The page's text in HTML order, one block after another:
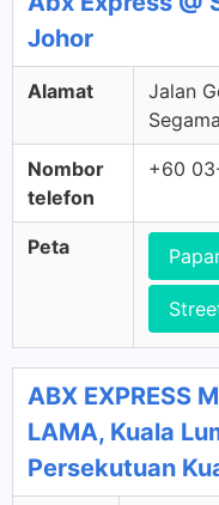
Johor
Alamat
Jalan
Nombor
telefon
+60
Peta
ABX EXPRESS
LAMA, Kuala
Persekutuan